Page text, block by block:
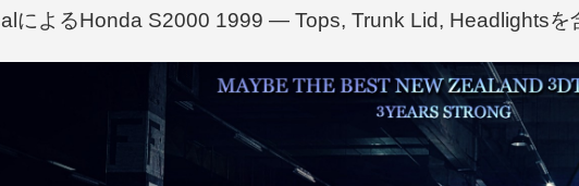
によるHonda S2000 1999 — Tops, Trunk Lid, Headlightsを